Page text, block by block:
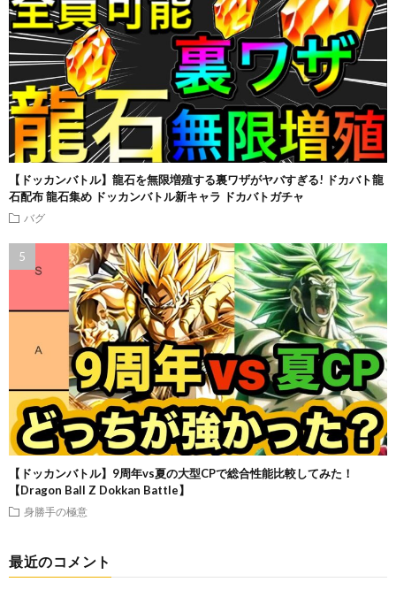
【ドッカンバトル】龍石を無限増殖する裏ワザがヤバすぎる! ドカバト龍
石配布 龍石集め ドッカンバトル新キャラ ドカバトガチャ
バグ
【ドッカンバトル】9周年vs夏の大型CPで総合性能比較してみた！
【Dragon Ball Z Dokkan Battle】
身勝手の極意
最近のコメント